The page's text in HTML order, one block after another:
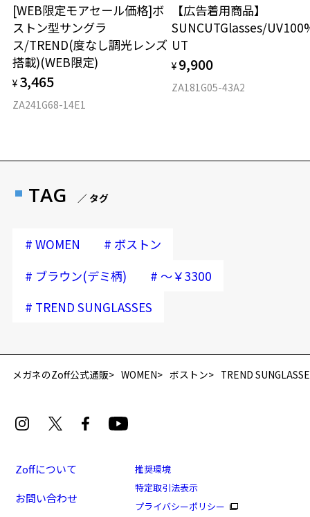
[WEB限定モアセール価格]ボ
ストン型サングラ
ス/TREND(度なし調光レンズ
搭載)(WEB限定)
¥ 3,465
ZA241G68-14E1
【広告着用商品】
SUNCUTGlasses/
UT
¥ 9,900
ZA181G05-43A2
TAG ／ タグ
# WOMEN # ボストン
# ブラウン(デミ柄) # ～￥3300
# TREND SUNGLASSES
メガネのZoff公式通販 WOMEN ボストン TREND
Zoffについて
お問い合わせ
推奨環境
特定取引法表示
プライバシーポリシー